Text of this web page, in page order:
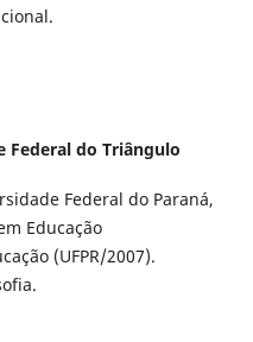
Federal do Triângulo
Federal do Paraná,
Educação
(UFPR/2007).